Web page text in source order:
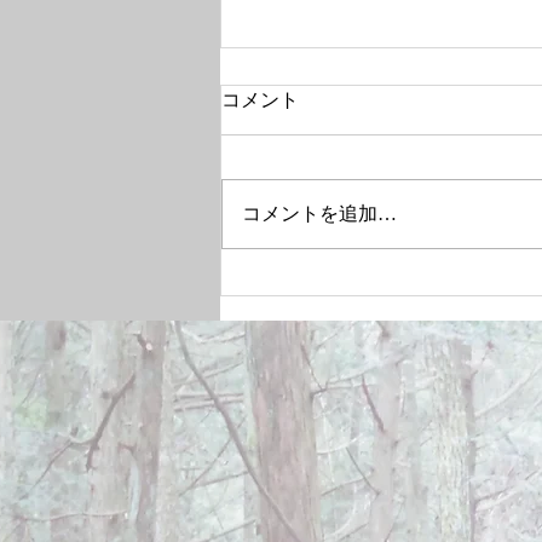
December 28, 2024
コメント
コメントを追加…